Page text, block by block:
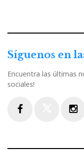
Síguenos en
Encuentra las últimas
sociales!